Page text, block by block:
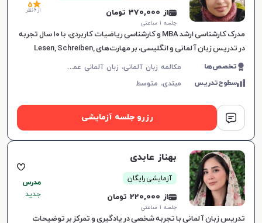
از 370,000 تومان
جلسه ۱ ساعتی
5
از 6 نظر
مدرک کارشناسی ارشد MBA و کارشناسی ریاضیات کاربردی، با ۱۰ سال تجربه
در تدریس زبان آلمانی و انگلیسی، بر مهارت‌های Lesen, Schreiben,
Hören و Sprechen تمرکز دارم و به ایجاد انگیزه در زبان‌آموزان اهمیت
می‌دهم.
تخصص‌ها م
کالمه زبان آلمانی، زبان آلمانی عمومی
سطوح‌تدریس مبتدی، متوسط
رزرو جلسه آزمایشی
بهناز عابدی
آزمایشی رایگان
از 220,000 تومان
جلسه ۱ ساعتی
مدرس
جدید
تدریس زبان آلمانی با تجربه شخصی در یادگیری و تمرکز بر توضیحات
افزایش اعتبار